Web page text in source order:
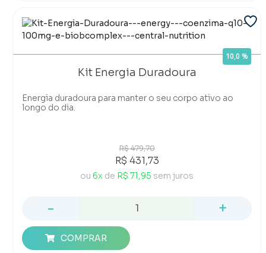
Kit Energia Duradoura
Energia duradoura para manter o seu corpo ativo ao
longo do dia.
R$ 479,70
R$ 431,73
ou 6x de R$ 71,95 sem juros
10,0 %
- +
COMPRAR